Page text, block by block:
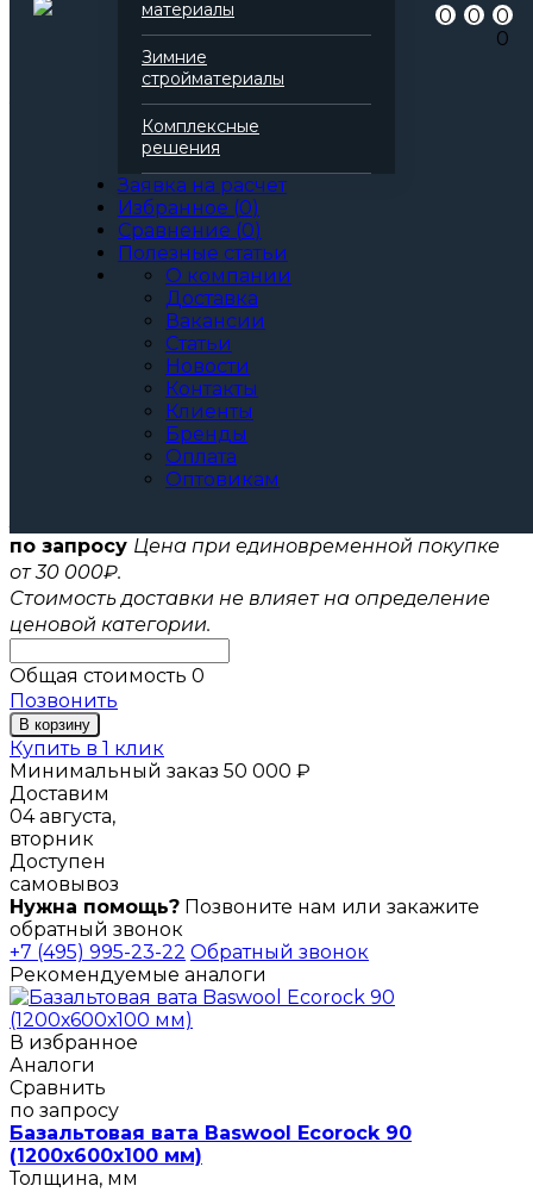
материалы
Зимние
стройматериалы
Комплексные
решения
Заявка на расчет
Избранное (0)
Сравнение (0)
Полезные статьи
О компании
Доставка
Вакансии
Статьи
Новости
Контакты
Клиенты
Бренды
Оплата
Оптовикам
0 0
0
0
Серия
Технофас
Базальтовая вата
Все характеристики
по запросу Цена при единовременной покупке
от 30 000₽.
Стоимость доставки не влияет на определение
ценовой категории.
Общая стоимость 0
Позвонить
В корзину
Купить в 1 клик
Минимальный заказ 50 000 ₽
Доставим
04 августа,
вторник
Доступен
самовывоз
Нужна помощь? Позвоните нам или закажите
обратный звонок
+7 (495) 995-23-22 Обратный звонок
Рекомендуемые аналоги
В избранное
Аналоги
Сравнить
по запросу
Базальтовая вата Baswool Ecorock 90
(1200х600х100 мм)
Толщина, мм